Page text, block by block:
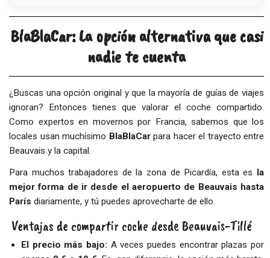
BlaBlaCar: La opción alternativa que casi
nadie te cuenta
¿Buscas una opción original y que la mayoría de guías de viajes
ignoran? Entonces tienes que valorar el coche compartido.
Como expertos en movernos por Francia, sabemos que los
locales usan muchísimo BlaBlaCarpara hacer el trayecto entre
Beauvais y la capital.
Para muchos trabajadores de la zona de Picardía, esta es la
mejor forma de ir desde el aeropuerto de Beauvais hasta
París diariamente, y tú puedes aprovecharte de ello.
Ventajas de compartir coche desde Beauvais-Tillé
El precio más bajo: A veces puedes encontrar plazas por